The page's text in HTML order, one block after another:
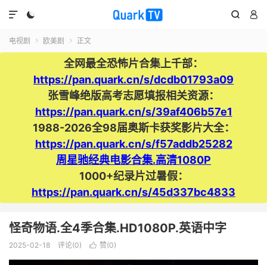
  

电视剧  欧美剧  正文
全网最全恐怖片合集上千部：
https://pan.quark.cn/s/dcdb01793a09
张雪峰绝版高考志愿填报相关资源：
https://pan.quark.cn/s/39af406b57e1
1988-2026全98届奥斯卡获奖影片大全：
https://pan.quark.cn/s/f57addb25282
周星驰经典电影合集.高清1080P
1000+纪录片过暑假：
https://pan.quark.cn/s/45d337bc4833
怪奇物语.全4季合集.HD1080P.英语中字
2025-02-18 评论(0)  赞(0)